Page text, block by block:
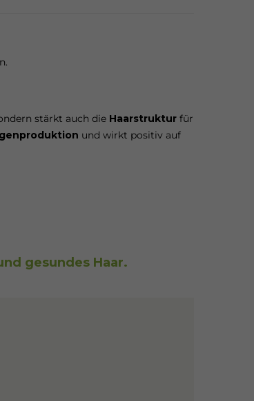
stärkt auch die Haarstruktur für
und wirkt positiv auf
gesundes Haar.